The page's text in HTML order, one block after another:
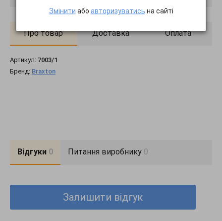
Про товар Доставка Оплата
Артикул: 7003/1
Бренд: Braxton
Відгуки 0 Питання виробнику 0
Залишити відгук
Змінити або авторизуватись на сайті